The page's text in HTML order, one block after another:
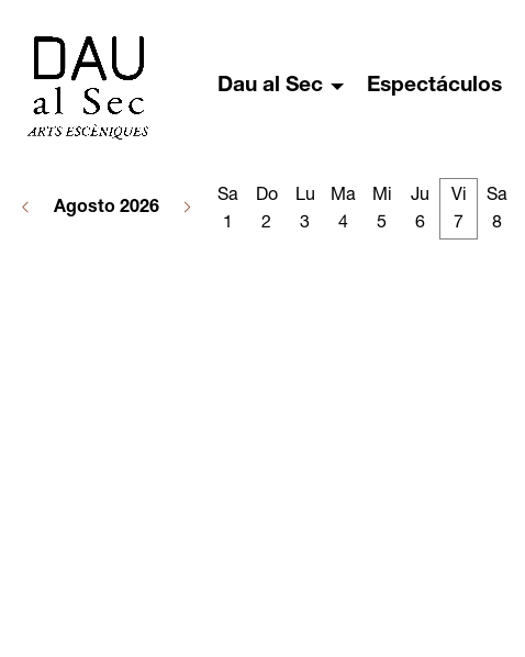
Dau al Sec Espectáculos
Agosto 2026
Sa
1
Do
2
Lu
3
Ma
4
Mi
5
Ju
6
Vi
7
Sa
8